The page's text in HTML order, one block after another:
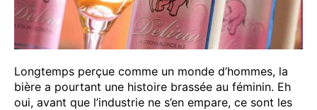
Longtemps perçue comme un monde d’hommes, la
bière a pourtant une histoire brassée au féminin. Eh
oui, avant que l’industrie ne s’en empare, ce sont les